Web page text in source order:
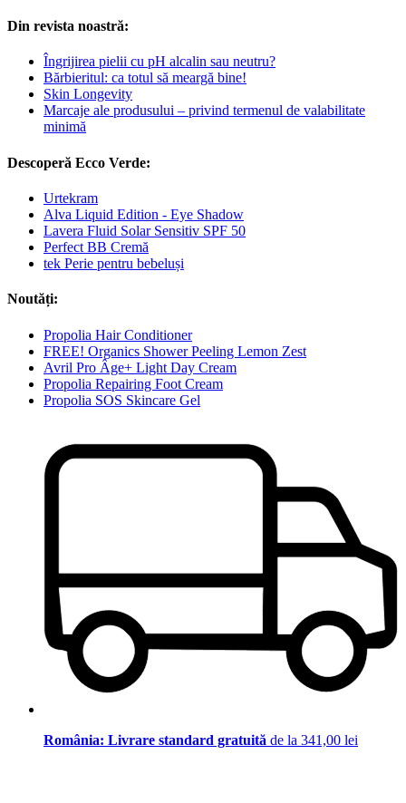
Din revista noastră:
Îngrijirea pielii cu pH alcalin sau neutru?
Bărbieritul: ca totul să meargă bine!
Skin Longevity
Marcaje ale produsului – privind termenul de valabilitate
minimă
Descoperă Ecco Verde:
Urtekram
Alva Liquid Edition - Eye Shadow
Lavera Fluid Solar Sensitiv SPF 50
Perfect BB Cremă
tek Perie pentru bebeluși
Noutăți:
Propolia Hair Conditioner
FREE! Organics Shower Peeling Lemon Zest
Avril Pro Âge+ Light Day Cream
Propolia Repairing Foot Cream
Propolia SOS Skincare Gel
România: Livrare standard gratuită de la 341,00 lei